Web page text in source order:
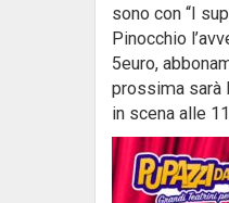
sono con “I
Pinocchio
5euro,
prossima sarà
in scena alle